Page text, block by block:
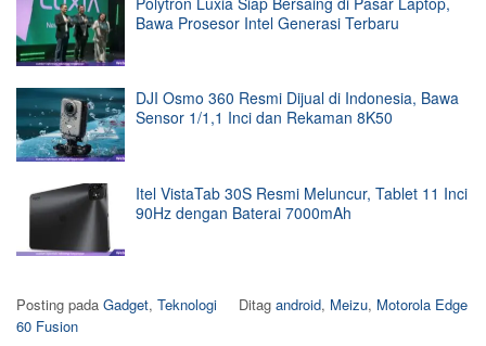
Bawa Prosesor Intel Generasi Terbaru
DJI Osmo 360 Resmi Dijual di Indonesia, Bawa
Sensor 1/1,1 Inci dan Rekaman 8K50
Itel VistaTab 30S Resmi Meluncur, Tablet 11 Inci
90Hz dengan Baterai 7000mAh
Posting pada Gadget, Teknologi Ditag android, Meizu, Motorola Edge
60 Fusion